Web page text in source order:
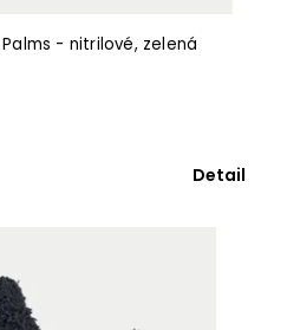
- nitrilové, zelená
Detail